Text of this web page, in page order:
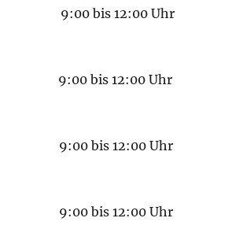
9:00 bis 12:00 Uhr
9:00 bis 12:00 Uhr
9:00 bis 12:00 Uhr
9:00 bis 12:00 Uhr